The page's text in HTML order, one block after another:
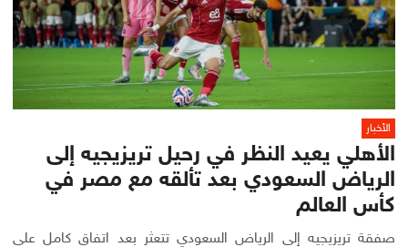
الأخبار
الأهلي يعيد النظر في رحيل تريزيجيه إلى
الرياض السعودي بعد تألقه مع مصر في
كأس العالم
صفقة تريزيجيه إلى الرياض السعودي تتعثر بعد اتفاق كامل على